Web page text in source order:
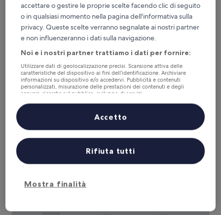
La Quinta Menorca by Portblue Boutique
La Quinta Menorca by Portblue Boutique
Struttura
5.0
stelle
3,9 km da Sito archeologico Poblat de Son Catlar
9.4
su
10,
Eccezionale,
(118
recensioni)
9,4/10 Eccezionale (118 recensioni)
Il347 €
tasse e oneri inclusi
1 set - 2 set
Fergus Style Carema Beach
accettare o gestire le proprie scelte facendo clic di seguito
o in qualsiasi momento nella pagina dell'informativa sulla
privacy. Queste scelte verranno segnalate ai nostri partner
e non influenzeranno i dati sulla navigazione.
Noi e i nostri partner trattiamo i dati per fornire:
Utilizzare dati di geolocalizzazione precisi. Scansione attiva delle
caratteristiche del dispositivo ai fini dell’identificazione. Archiviare
informazioni su dispositivo e/o accedervi. Pubblicità e contenuti
personalizzati, misurazione delle prestazioni dei contenuti e degli
annunci, ricerche sul pubblico, sviluppo di servizi.
Elenco dei partner (fornitori)
Mostra finalità
Rifiuta tutti
Accetto